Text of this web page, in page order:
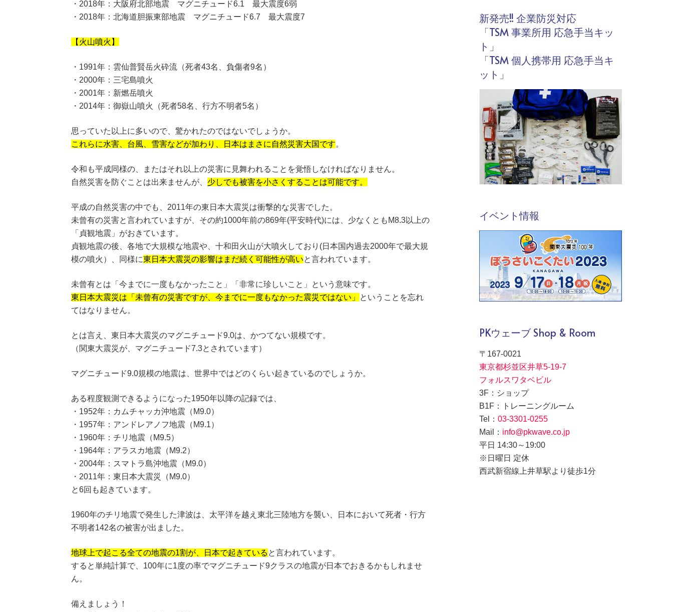
・2018年：大阪府北部地震 マグニチュード6.1 最大震度6弱
・2018年：北海道胆振東部地震 マグニチュード6.7 最大震度7
【火山噴火】
・1991年：雲仙普賢岳火砕流（死者43名、負傷者9名）
・2000年：三宅島噴火
・2001年：新燃岳噴火
・2014年：御嶽山噴火（死者58名、行方不明者5名）
思っていた以上に多いので、驚かれたのではないでしょうか。
これらに水害、台風、雪害などが加わり、日本はまさに自然災害大国です。
令和も平成同様の、またはそれ以上の災害に見舞われることを覚悟しなければなりません。
自然災害を防ぐことは出来ませんが、 少しでも被害を小さくすることは可能です。
平成の自然災害の中でも、2011年の東日本大震災は衝撃的な災害でした。
未曾有の災害と言われていますが、その約1000年前の869年(平安時代)には、少なくともM8.3以上の
「貞観地震」がおきています。
貞観地震の後、各地で大規模な地震や、十和田火山が大噴火しており(日本国内過去2000年で最大規
模の噴火）、同様に東日本大震災の影響はまだ続く可能性が高いと言われています。
未曾有とは「今までに一度もなかったこと」「非常に珍しいこと」という意味です。
東日本大震災は「未曾有の災害ですが、今までに一度もなかった震災ではない」
ということを忘れ
てはなりません。
とは言え、東日本大震災のマグニチュード9.0は、かつてない規模です。
（関東大震災が、マグニチュード7.3とされています）
マグニチュード9.0規模の地震は、世界中ではどのくらい起きているのでしょうか。
ある程度観測できるようになった1950年以降の記録では、
・1952年：カムチャッカ沖地震（M9.0）
・1957年：アンドレアノフ地震（M9.1）
・1960年：チリ地震（M9.5）
・1964年：アラスカ地震（M9.2）
・2004年：スマトラ島沖地震（M9.0）
・2011年：東日本大震災（M9.0）
と6回も起きています。
1960年のチリ地震で発生した津波は、太平洋を越え東北三陸地方を襲い、日本において死者・行方
不明者142名の被害が出ました。
地球上で起こる全ての地震の1割が、日本で起きている と言われています。
すると単純計算で、100年に1度の率でマグニチュード9クラスの地震が日本でおきるかもしれませ
ん。
備えましょう！
新発売!! 企業防災対応
「TSM 事業所用 応急手当キッ
ト」
「TSM 個人携帯用 応急手当キ
ット」
イベント情報
PKウェーブ Shop & Room
〒167-0021
東京都杉並区井草5-19-7
フォルスワタベビル
3F：ショップ
B1F：トレーニングルーム
Tel： 03-3301-0255
Mail： info@pkwave.co.jp
平日 14:30～19:00
※日曜日 定休
西武新宿線上井草駅より徒歩1分